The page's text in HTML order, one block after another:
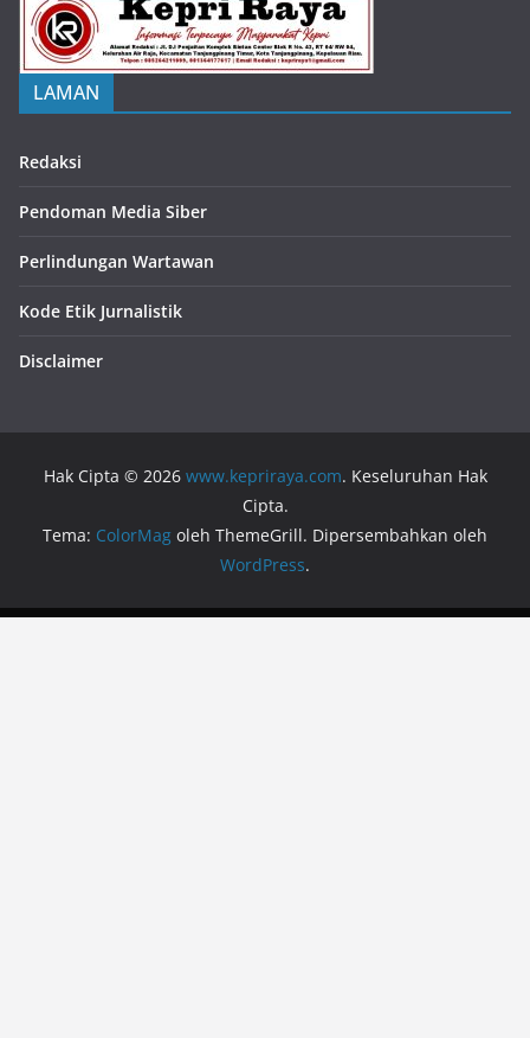
LAMAN
Redaksi
Pendoman Media Siber
Perlindungan Wartawan
Kode Etik Jurnalistik
Disclaimer
Hak Cipta © 2026 www.kepriraya.com. Keseluruhan Hak
Cipta.
Tema: ColorMag oleh ThemeGrill. Dipersembahkan oleh
WordPress.